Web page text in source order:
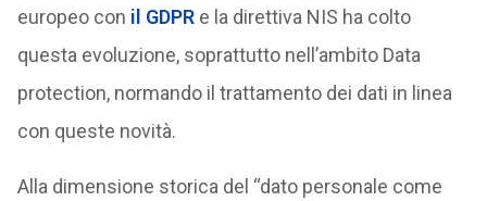
europeo con il GDPRe la direttiva NIS ha colto
questa evoluzione, soprattutto nell’ambito Data
protection, normando il trattamento dei dati in linea
con queste novità.
Alla dimensione storica del “dato personale come